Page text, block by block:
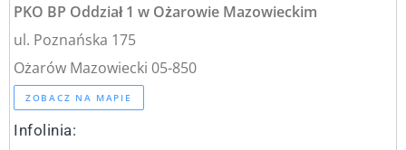
PKO BP Oddział 1 w Ożarowie Mazowieckim
ul. Poznańska 175
Ożarów Mazowiecki 05-850
ZOBACZ NA MAPIE
Infolinia: